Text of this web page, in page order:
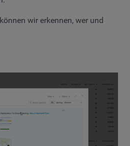
wir erkennen, wer und